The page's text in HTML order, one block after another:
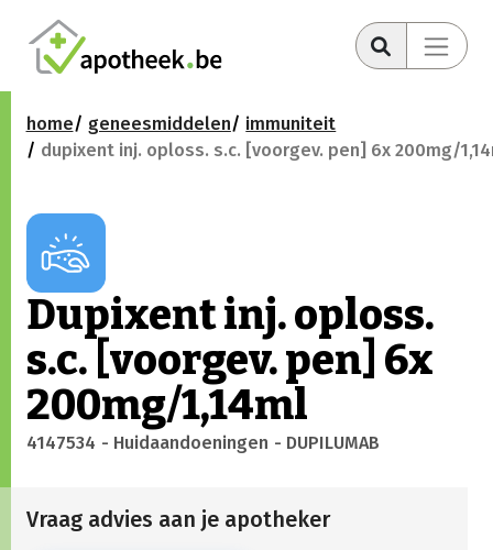
home geneesmiddelen
immuniteit
dupixent inj. oploss. s.c. [voorgev. pen] 6x 200mg/
Dupixent inj. oploss.
s.c. [voorgev. pen] 6x
200mg/1,14ml
4147534 - Huidaandoeningen - DUPILUMAB
Vraag advies aan je apotheker